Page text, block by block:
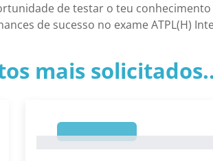
de testar o teu
de sucesso no exame ATPL(H)
mais